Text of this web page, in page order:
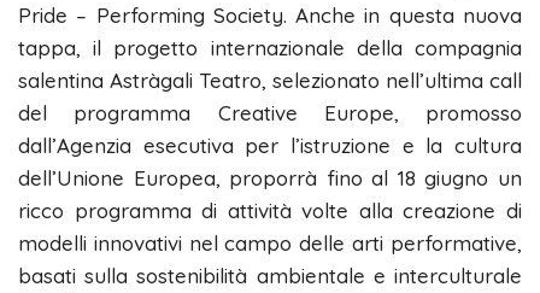
Pride – Performing Society. Anche in questa nuova
tappa, il progetto internazionale della compagnia
salentina Astràgali Teatro, selezionato nell’ultima call
del programma Creative Europe, promosso
dall’Agenzia esecutiva per l’istruzione e la cultura
dell’Unione Europea, proporrà fino al 18 giugno un
ricco programma di attività volte alla creazione di
modelli innovativi nel campo delle arti performative,
basati sulla sostenibilità ambientale e interculturale